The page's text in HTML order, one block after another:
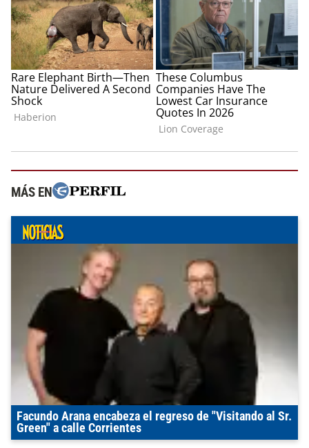
MÁS EN
Facundo Arana encabeza el regreso de "Visitando al Sr.
Green" a calle Corrientes